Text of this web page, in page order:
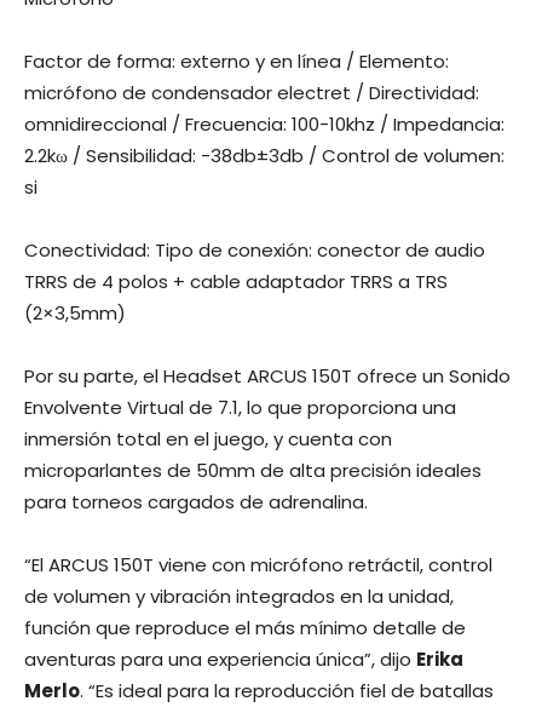
Factor de forma: externo y en línea / Elemento:
micrófono de condensador electret / Directividad:
omnidireccional / Frecuencia: 100-10khz / Impedancia:
2.2kω / Sensibilidad: -38db±3db / Control de volumen:
si
Conectividad: Tipo de conexión: conector de audio
TRRS de 4 polos + cable adaptador TRRS a TRS
(2×3,5mm)
Por su parte, el Headset ARCUS 150T ofrece un Sonido
Envolvente Virtual de 7.1, lo que proporciona una
inmersión total en el juego, y cuenta con
microparlantes de 50mm de alta precisión ideales
para torneos cargados de adrenalina.
“El ARCUS 150T viene con micrófono retráctil, control
de volumen y vibración integrados en la unidad,
función que reproduce el más mínimo detalle de
aventuras para una experiencia única”, dijo Erika
Merlo. “Es ideal para la reproducción fiel de batallas